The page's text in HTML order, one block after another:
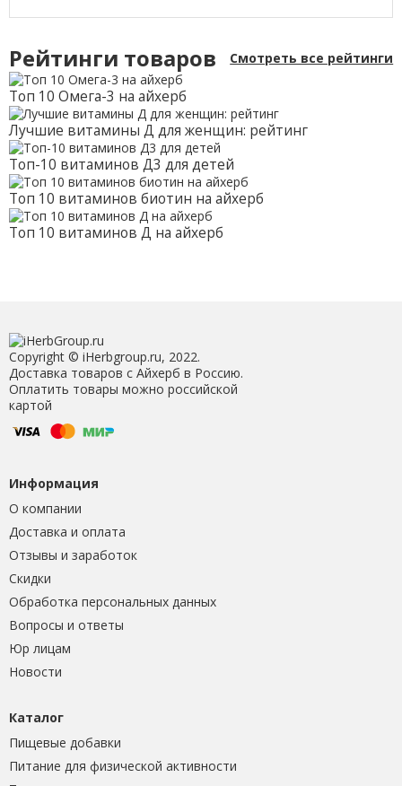
Рейтинги товаров Смотреть все рейтинги
Топ 10 Омега-3 на айхерб
Лучшие витамины Д для женщин: рейтинг
Топ-10 витаминов Д3 для детей
Топ 10 витаминов биотин на айхерб
Топ 10 витаминов Д на айхерб
Copyright © iHerbgroup.ru, 2022.
Доставка товаров с Айхерб в Россию.
Оплатить товары можно российской
картой
Информация
О компании
Доставка и оплата
Отзывы и заработок
Скидки
Обработка персональных данных
Вопросы и ответы
Юр лицам
Новости
Каталог
Пищевые добавки
Питание для физической активности